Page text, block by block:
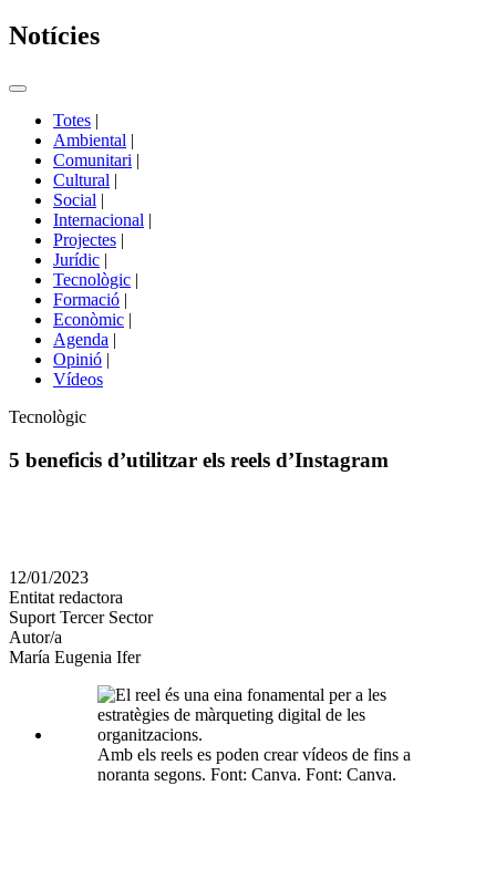
Notícies
Commutador
portals
Totes |
Ambiental |
Comunitari |
Cultural |
Social |
Internacional |
Projectes |
Jurídic |
Tecnològic |
Formació |
Econòmic |
Agenda |
Opinió |
Vídeos
Àmbit
la
Tecnològic
5 beneficis d’utilitzar els reels d’Instagram
en
altres
xarxes
socials
12/01/2023
Entitat redactora
Suport Tercer Sector
Autor/a
María Eugenia Ifer
Amb els reels es poden crear vídeos de fins a
noranta segons. Font: Canva. Font: Canva.